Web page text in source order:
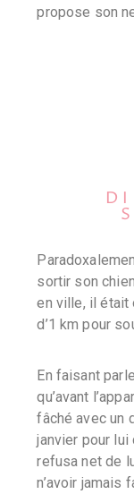
propose son
sortir son
en ville, il était
d’1 km pour
En faisant
qu’avant
fâché avec un
janvier pour lui
refusa net de
n’avoir jamais